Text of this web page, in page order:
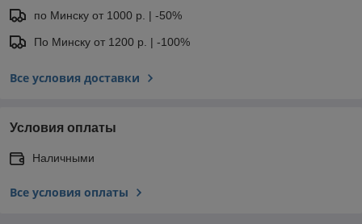
по Минску от 1000 р. | -50%
По Минску от 1200 р. | -100%
Все условия доставки
Условия оплаты
Наличными
Все условия оплаты